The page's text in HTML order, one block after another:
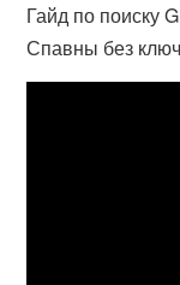
Гайд по поиску
Спавны без